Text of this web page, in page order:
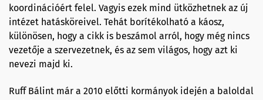
koordinációért felel. Vagyis ezek mind ütközhetnek az új
intézet hatásköreivel. Tehát borítékolható a káosz,
különösen, hogy a cikk is beszámol arról, hogy még nincs
vezetője a szervezetnek, és az sem világos, hogy azt ki
nevezi majd ki.
Ruff Bálint már a 2010 előtti kormányok idején a baloldal